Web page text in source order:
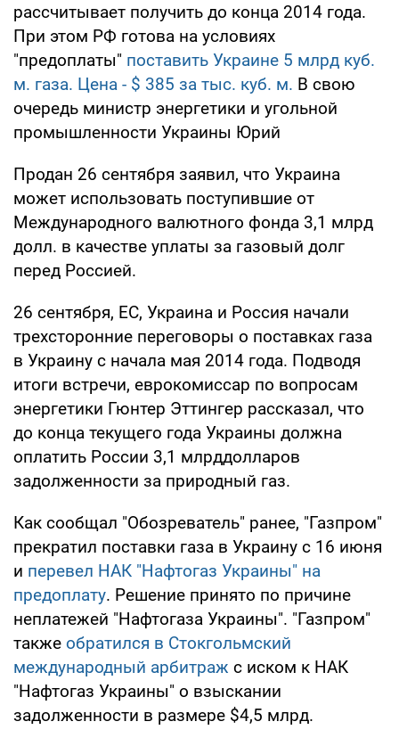
рассчитывает получить до конца 2014 года.
При этом РФ готова на условиях
"предоплаты" поставить Украине 5 млрд куб.
м. газа. Цена - $ 385 за тыс. куб. м. В свою
очередь министр энергетики и угольной
промышленности Украины Юрий
Продан 26 сентября заявил, что Украина
может использовать поступившие от
Международного валютного фонда 3,1 млрд
долл. в качестве уплаты за газовый долг
перед Россией.
26 сентября, ЕС, Украина и Россия начали
трехсторонние переговоры о поставках газа
в Украину с начала мая 2014 года. Подводя
итоги встречи, еврокомиссар по вопросам
энергетики Гюнтер Эттингер рассказал, что
до конца текущего года Украины должна
оплатить России 3,1 млрддолларов
задолженности за природный газ.
Как сообщал "Обозреватель" ранее, "Газпром"
прекратил поставки газа в Украину с 16 июня
и перевел НАК "Нафтогаз Украины" на
предоплату. Решение принято по причине
неплатежей "Нафтогаза Украины". "Газпром"
также обратился в Стокгольмский
международный арбитраж с иском к НАК
"Нафтогаз Украины" о взыскании
задолженности в размере $4,5 млрд.